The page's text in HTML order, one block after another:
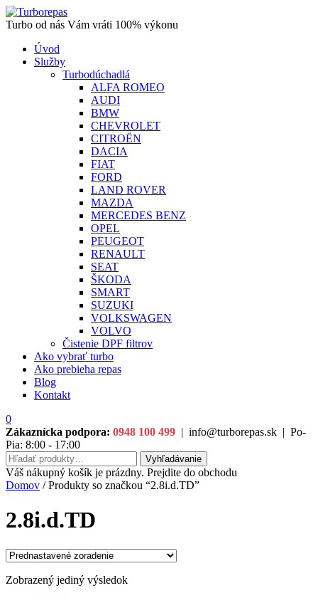
Turbo od nás Vám vráti 100% výkonu
Úvod
Služby
Turbodúchadlá
ALFA ROMEO
AUDI
BMW
CHEVROLET
CITROËN
DACIA
FIAT
FORD
LAND ROVER
MAZDA
MERCEDES BENZ
OPEL
PEUGEOT
RENAULT
SEAT
ŠKODA
SMART
SUZUKI
VOLKSWAGEN
VOLVO
Čistenie DPF filtrov
Ako vybrať turbo
Ako prebieha repas
Blog
Kontakt
0
Zákaznícka podpora: 0948 100 499 | info@turborepas.sk | Po-
Pia: 8:00 - 17:00
Hľadať:
Vyhľadávanie
Váš nákupný košík je prázdny. Prejdite do obchodu
Domov / Produkty so značkou “2.8i.d.TD”
2.8i.d.TD
Zobrazený jediný výsledok